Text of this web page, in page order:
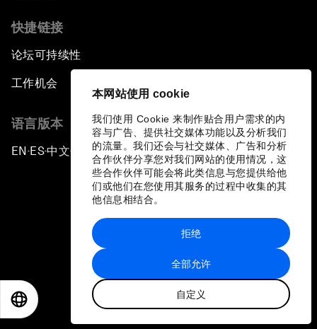
本网站使用 cookie
我们使用 Cookie 来制作贴合用户需求的内
容与广告、提供社交媒体功能以及分析我们
的流量。我们还会与社交媒体、广告和分析
合作伙伴分享您对我们网站的使用情况，这
些合作伙伴可能会将此类信息与您提供给他
们或他们在您使用其服务的过程中收集的其
他信息相结合。
全部允许
自定义
拒绝
快捷链接
论坛可持续性
工作机会
语言版本
EN ▪ES▪中文▪ 日本語
站点地图
世界经济论坛